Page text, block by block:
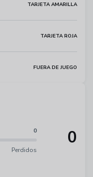
TARJETA AMARILLA
TARJETA ROJA
FUERA DE JUEGO
0
Perdidos
0